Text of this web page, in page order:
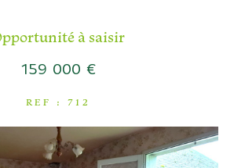
à saisir
159 000 €
REF : 712